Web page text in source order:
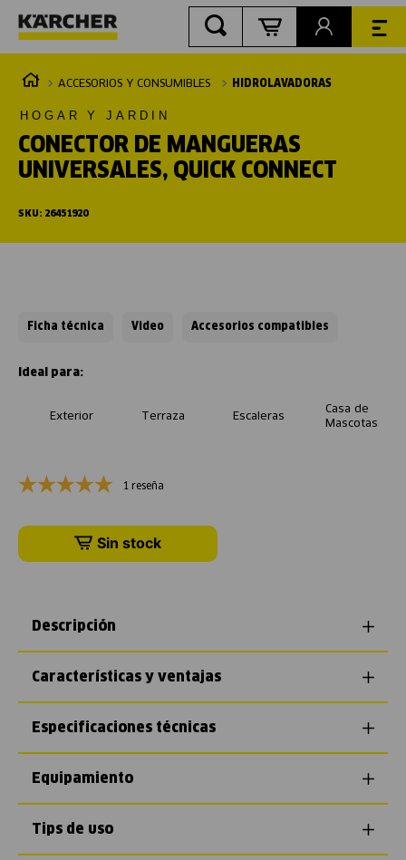
ACCESORIOS Y CONSUMIBLES HIDROLAVADORAS
HOGAR Y JARDIN
CONECTOR DE MANGUERAS
UNIVERSALES, QUICK CONNECT
SKU: 26451920
Ficha técnica Video Accesorios compatibles
Exterior Terraza Escaleras
Casa de
Mascotas
1 reseña
Sin stock
Descripción
Características y ventajas
Especificaciones técnicas
Equipamiento
Tips de uso